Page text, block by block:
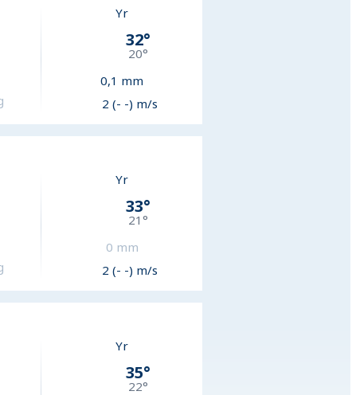
Yr
32°
20°
0,1 mm
2 (- -) m/s
Yr
33°
21 °
0 mm
2 (- -) m/s
Yr
35°
22°